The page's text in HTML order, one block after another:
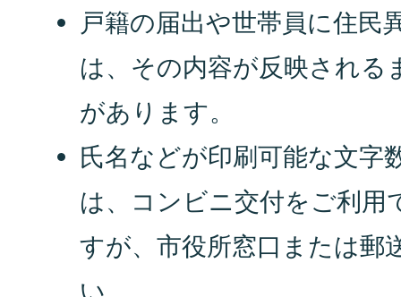
戸籍の届出や世帯員に住民
は、その内容が反映される
があります。
氏名などが印刷可能な文字
は、コンビニ交付をご利用
すが、市役所窓口または郵